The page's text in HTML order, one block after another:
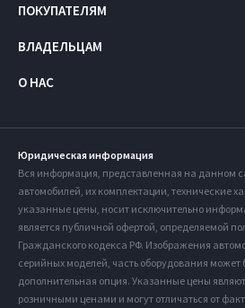
ПОКУПАТЕЛЯМ
ВЛАДЕЛЬЦАМ
О НАС
Юридическая информация
Вся информация, представленная на данном
автомобилей, их комплектации, технические
указанные цены, носит исключительно
является публичной офертой, определяемой
Гражданского кодекса РФ. Изображения
серийных моделей, часть оборудования может
дополнительная опция. Указанные цены
розничными ценами и могут отличаться от